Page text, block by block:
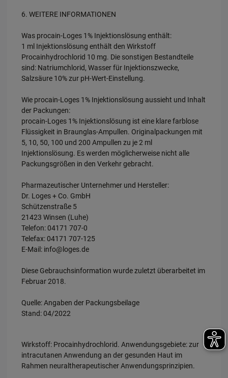
6. WEITERE INFORMATIONEN
Was procain-Loges 1% Injektionslösung enthält:
1 ml Injektionslösung enthält den Wirkstoff
Procainhydrochlorid 10 mg. Die sonstigen Bestandteile
sind: Natriumchlorid, Wasser für Injektionszwecke,
Salzsäure 10% zur pH-Wert-Einstellung.
Wie procain-Loges 1% Injektionslösung aussieht und Inhalt
der Packungen:
procain-Loges 1% Injektionslösung ist eine klare farblose
Flüssigkeit in Braunglas-Ampullen. Originalpackungen mit
5, 10, 50, 100 und 200 Ampullen zu je 2 ml
Injektionslösung. Es werden möglicherweise nicht alle
Packungsgrößen in den Verkehr gebracht.
Pharmazeutischer Unternehmer und Hersteller:
Dr. Loges + Co. GmbH
Schützenstraße 5
21423 Winsen (Luhe)
Telefon: 04171 707-0
Telefax: 04171 707-125
E-Mail: info@loges.de
Diese Gebrauchsinformation wurde zuletzt überarbeitet im
Februar 2018.
Quelle: Angaben der Packungsbeilage
Stand: 04/2022
Wirkstoff: Procainhydrochlorid. Anwendungsgebiete: zur
intracutanen Anwendung an der gesunden Haut im
Rahmen neuraltherapeutischer Anwendungsprinzipien.